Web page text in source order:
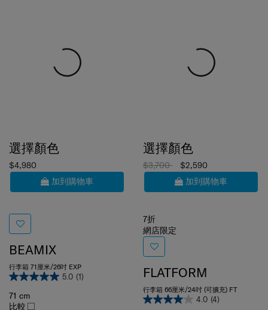
$4,980
加到購物車
BEAMIX
行李箱 71厘米/26吋 EXP
5.0 (1)
71 cm
比較
$3,700
$2,590
加到購物車
網店限定
FLATFORM
行李箱 66厘米/24吋 (可擴充) FT
4.0 (4)
66 cm